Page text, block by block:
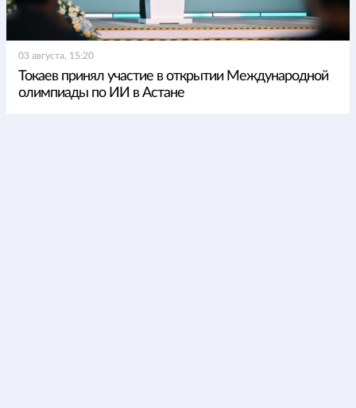
03 августа, 15:20
Токаев принял участие в открытии Международной
олимпиады по ИИ в Астане